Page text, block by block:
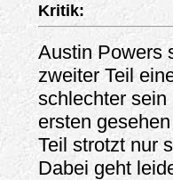
Kritik:
Austin Powers
zweiter Teil
schlechter
ersten
Teil strotzt nur
Dabei geht